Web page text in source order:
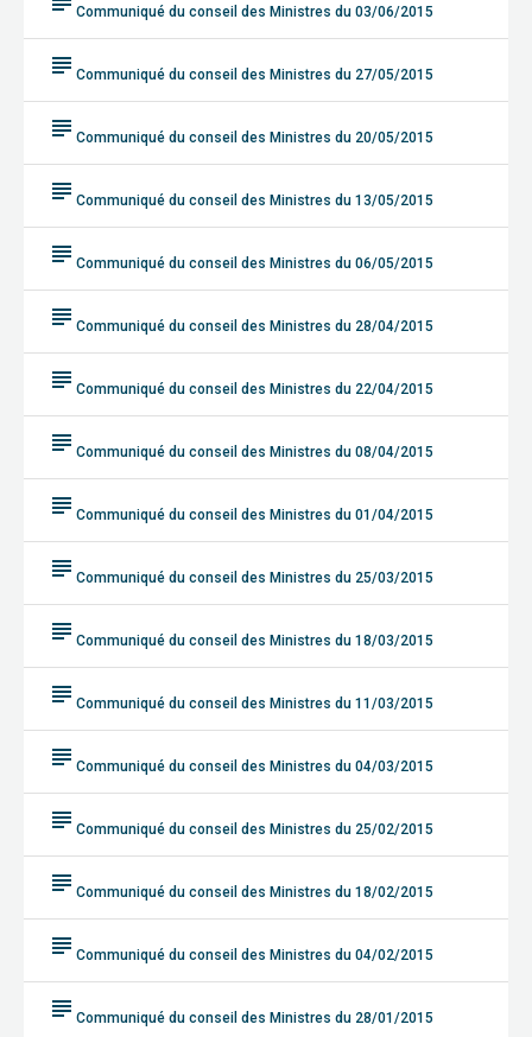
Communiqué du conseil des Ministres du 03/06/2015
subject Communiqué du conseil des Ministres du 27/05/2015
subject Communiqué du conseil des Ministres du 20/05/2015
subject Communiqué du conseil des Ministres du 13/05/2015
subject Communiqué du conseil des Ministres du 06/05/2015
subject Communiqué du conseil des Ministres du 28/04/2015
subject Communiqué du conseil des Ministres du 22/04/2015
subject Communiqué du conseil des Ministres du 08/04/2015
subject Communiqué du conseil des Ministres du 01/04/2015
subject Communiqué du conseil des Ministres du 25/03/2015
subject Communiqué du conseil des Ministres du 18/03/2015
subject Communiqué du conseil des Ministres du 11/03/2015
subject Communiqué du conseil des Ministres du 04/03/2015
subject Communiqué du conseil des Ministres du 25/02/2015
subject Communiqué du conseil des Ministres du 18/02/2015
subject Communiqué du conseil des Ministres du 04/02/2015
subject Communiqué du conseil des Ministres du 28/01/2015